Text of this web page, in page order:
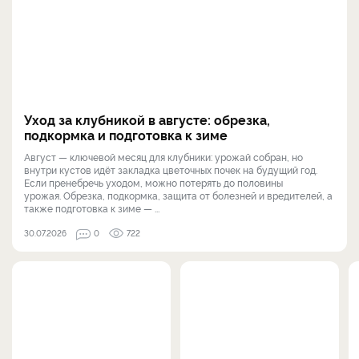
Уход за клубникой в августе: обрезка,
подкормка и подготовка к зиме
Август — ключевой месяц для клубники: урожай собран, но
внутри кустов идёт закладка цветочных почек на будущий год.
Если пренебречь уходом, можно потерять до половины
урожая. Обрезка, подкормка, защита от болезней и вредителей, а
также подготовка к зиме — ...
30.07.2026 0 722